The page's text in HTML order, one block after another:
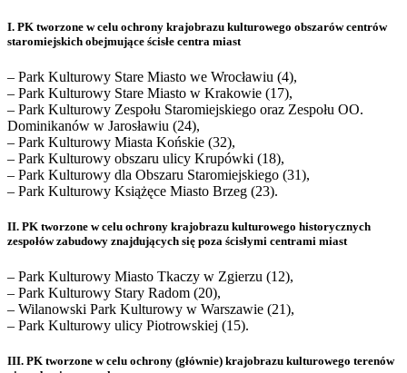
I. PK tworzone w celu ochrony krajobrazu kulturowego obszarów centrów
staromiejskich obejmujące ścisłe centra miast
– Park Kulturowy Stare Miasto we Wrocławiu (4),
– Park Kulturowy Stare Miasto w Krakowie (17),
– Park Kulturowy Zespołu Staromiejskiego oraz Zespołu OO.
Dominikanów w Jarosławiu (24),
– Park Kulturowy Miasta Końskie (32),
– Park Kulturowy obszaru ulicy Krupówki (18),
– Park Kulturowy dla Obszaru Staromiejskiego (31),
– Park Kulturowy Książęce Miasto Brzeg (23).
II. PK tworzone w celu ochrony krajobrazu kulturowego historycznych
zespołów zabudowy znajdujących się poza ścisłymi centrami miast
– Park Kulturowy Miasto Tkaczy w Zgierzu (12),
– Park Kulturowy Stary Radom (20),
– Wilanowski Park Kulturowy w Warszawie (21),
– Park Kulturowy ulicy Piotrowskiej (15).
III. PK tworzone w celu ochrony (głównie) krajobrazu kulturowego terenów